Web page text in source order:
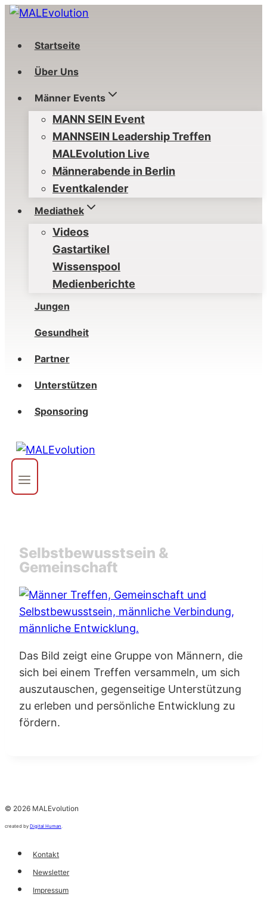
Zum
springenStartseite
Über Uns
Männer Events
MANN SEIN Event
MANNSEIN Leadership Treffen
MALEvolution Live
Männerabende in Berlin
Eventkalender
Mediathek
Videos
Gastartikel
Wissenspool
Medienberichte
Jungen
Gesundheit
Partner
Unterstützen
Sponsoring
Selbstbewusstsein &
Gemeinschaft
Das Bild zeigt eine Gruppe von Männern, die
sich bei einem Treffen versammeln, um sich
auszutauschen, gegenseitige Unterstützung
zu erleben und persönliche Entwicklung zu
fördern.
© 2026 MALEvolution
created by Digital Human.
Kontakt
Newsletter
Impressum